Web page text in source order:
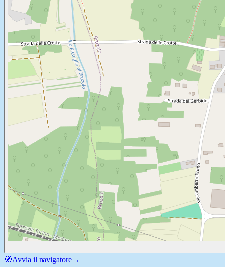
🧭Avvia il navigatore→